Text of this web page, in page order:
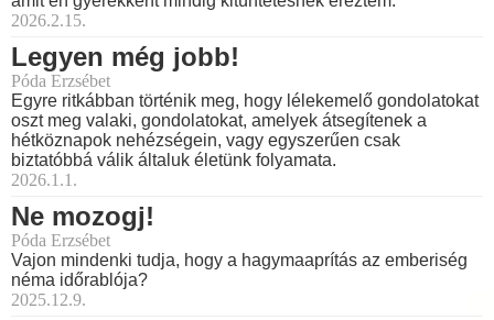
2026.2.15.
Legyen még jobb!
Póda Erzsébet
Egyre ritkábban történik meg, hogy lélekemelő gondolatokat
oszt meg valaki, gondolatokat, amelyek átsegítenek a
hétköznapok nehézségein, vagy egyszerűen csak
biztatóbbá válik általuk életünk folyamata.
2026.1.1.
Ne mozogj!
Póda Erzsébet
Vajon mindenki tudja, hogy a hagymaaprítás az emberiség
néma időrablója?
2025.12.9.